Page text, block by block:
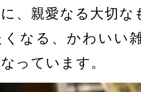
、親愛なる大切な
くなる、かわいい
っています。